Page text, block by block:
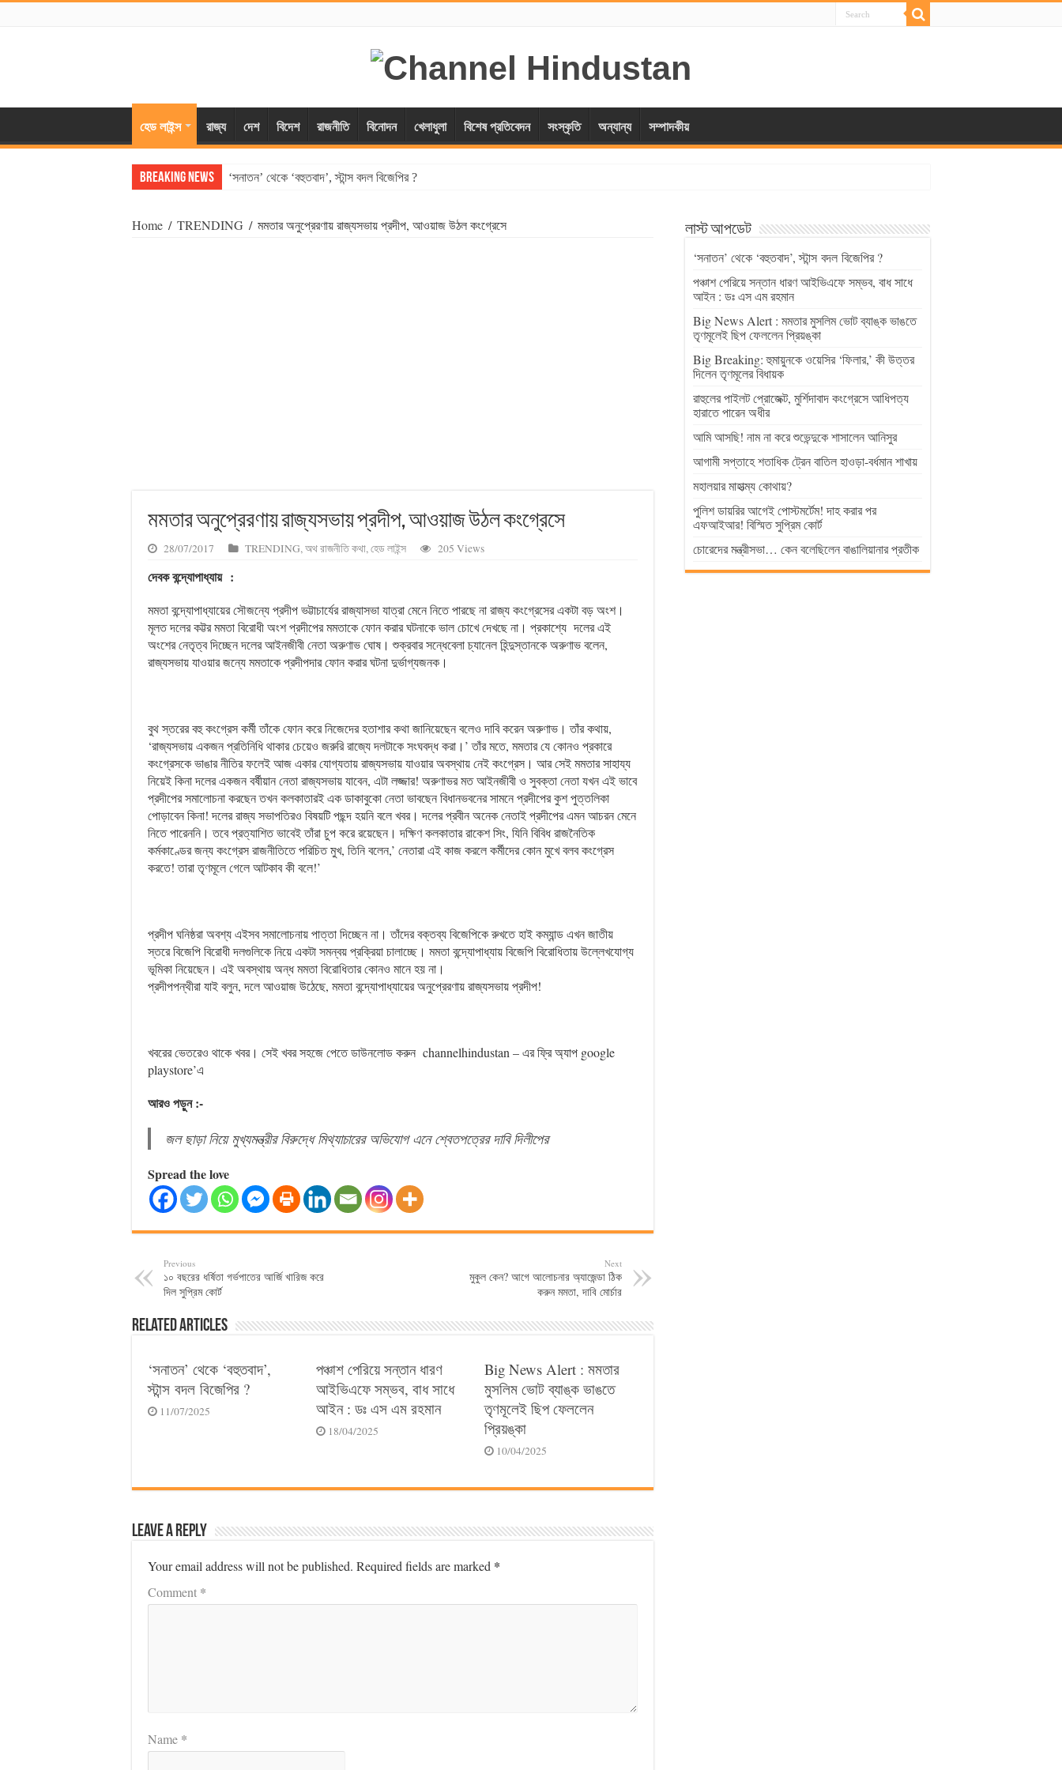
হেড লাইন্স রাজ্য দেশ বিদেশ রাজনীতি বিনোদন খেলাধুলা বিশেষ প্রতিবেদন সংস্কৃতি অন্যান্য সম্পাদকীয়
Breaking News ‘সনাতন’ থেকে ‘বহুতবাদ’, স্টান্স বদল বিজেপির ?
Home / TRENDING / মমতার অনুপ্রেরণায় রাজ্যসভায় প্রদীপ, আওয়াজ উঠল কংগ্রেসে
মমতার অনুপ্রেরণায় রাজ্যসভায় প্রদীপ, আওয়াজ উঠল কংগ্রেসে
28/07/2017 TRENDING,অথ রাজনীতি কথা,হেড লাইন্স 205 Views
দেবক বন্দ্যোপাধ্যায় :
মমতা বন্দ্যোপাধ্যায়ের সৌজন্যে প্রদীপ ভট্টাচার্যের রাজ্যাসভা যাত্রা মেনে নিতে পারছে না রাজ্য কংগ্রেসের একটা বড় অংশ।
মূলত দলের কট্টর মমতা বিরোধী অংশ প্রদীপের মমতাকে ফোন করার ঘটনাকে ভাল চোখে দেখছে না। প্রকাশ্যে দলের এই
অংশের নেতৃত্ব দিচ্ছেন দলের আইনজীবী নেতা অরুণাভ ঘোষ। শুক্রবার সন্ধেবেলা চ্যানেল হিন্দুস্তানকে অরুণাভ বলেন,
রাজ্যসভায় যাওয়ার জন্যে মমতাকে প্রদীপদার ফোন করার ঘটনা দুর্ভাগ্যজনক।
বুথ স্তরের বহু কংগ্রেস কর্মী তাঁকে ফোন করে নিজেদের হতাশার কথা জানিয়েছেন বলেও দাবি করেন অরুণাভ। তাঁর কথায়,
‘রাজ্যসভায় একজন প্রতিনিধি থাকার চেয়েও জরুরি রাজ্যে দলটাকে সংঘবদ্ধ করা।’ তাঁর মতে, মমতার যে কোনও প্রকারে
কংগ্রেসকে ভাঙার নীতির ফলেই আজ একার যোগ্যতায় রাজ্যসভায় যাওয়ার অবস্থায় নেই কংগ্রেস। আর সেই মমতার সাহায্য
নিয়েই কিনা দলের একজন বর্ষীয়ান নেতা রাজ্যসভায় যাবেন, এটা লজ্জার! অরুণাভর মত আইনজীবী ও সুবক্তা নেতা যখন এই ভাবে
প্রদীপের সমালোচনা করছেন তখন কলকাতারই এক ডাকাবুকো নেতা ভাবছেন বিধানভবনের সামনে প্রদীপের কুশ পুত্তলিকা
পোড়াবেন কিনা! দলের রাজ্য সভাপতিরও বিষয়টি পছন্দ হয়নি বলে খবর। দলের প্রবীন অনেক নেতাই প্রদীপের এমন আচরন মেনে
নিতে পারেননি। তবে প্রত্যাশিত ভাবেই তাঁরা চুপ করে রয়েছেন। দক্ষিণ কলকাতার রাকেশ সিং, যিনি বিবিধ রাজনৈতিক
কর্মকাণ্ডের জন্য কংগ্রেস রাজনীতিতে পরিচিত মুখ, তিনি বলেন,’ নেতারা এই কাজ করলে কর্মীদের কোন মুখে বলব কংগ্রেস
করতে! তারা তৃণমূলে গেলে আটকাব কী বলে!’
প্রদীপ ঘনিষ্ঠরা অবশ্য এইসব সমালোচনায় পাত্তা দিচ্ছেন না। তাঁদের বক্তব্য বিজেপিকে রুখতে হাই কম্যান্ড এখন জাতীয়
স্তরে বিজেপি বিরোধী দলগুলিকে নিয়ে একটা সমন্বয় প্রক্রিয়া চালাচ্ছে। মমতা বন্দ্যোপাধ্যায় বিজেপি বিরোধিতায় উল্লেখযোগ্য
ভূমিকা নিয়েছেন। এই অবস্থায় অন্ধ মমতা বিরোধিতার কোনও মানে হয় না।
প্রদীপপন্থীরা যাই বলুন, দলে আওয়াজ উঠেছে, মমতা বন্দ্যোপাধ্যায়ের অনুপ্রেরণায় রাজ্যসভায় প্রদীপ!
খবরের ভেতরেও থাকে খবর। সেই খবর সহজে পেতে ডাউনলোড করুন channelhindustan – এর ফ্রি অ্যাপ google
playstore’এ
আরও পড়ুন :-
জল ছাড়া নিয়ে মুখ্যমন্ত্রীর বিরুদ্ধে মিথ্যাচারের অভিযোগ এনে শ্বেতপত্রের দাবি দিলীপের
Spread the love
Previous
১০ বছরের ধর্ষিতা গর্ভপাতের আর্জি খারিজ করে
দিল সুপ্রিম কোর্ট
Next
মুকুল কেন? আগে আলোচনার অ্যাজেন্ডা ঠিক
করুন মমতা, দাবি মোর্চার
Related Articles
‘সনাতন’ থেকে ‘বহুতবাদ’,
স্টান্স বদল বিজেপির ?
11/07/2025
পঞ্চাশ পেরিয়ে সন্তান ধারণ
আইভিএফে সম্ভব, বাধ সাধে
আইন : ডঃ এস এম রহমান
18/04/2025
Big News Alert : মমতার
মুসলিম ভোট ব্যাঙ্ক ভাঙতে
তৃণমূলেই ছিপ ফেললেন
প্রিয়ঙ্কা
10/04/2025
Leave a Reply
Your email address will not be published. Required fields are marked *
Comment *
Name *
লাস্ট আপডেট
‘সনাতন’ থেকে ‘বহুতবাদ’, স্টান্স বদল বিজেপির ?
পঞ্চাশ পেরিয়ে সন্তান ধারণ আইভিএফে সম্ভব, বাধ সাধে
আইন : ডঃ এস এম রহমান
Big News Alert : মমতার মুসলিম ভোট ব্যাঙ্ক ভাঙতে
তৃণমূলেই ছিপ ফেললেন প্রিয়ঙ্কা
Big Breaking: হুমায়ুনকে ওয়েসির ‘ফিলার,’ কী উত্তর
দিলেন তৃণমূলের বিধায়ক
রাহুলের পাইলট প্রোজেক্ট, মুর্শিদাবাদ কংগ্রেসে আধিপত্য
হারাতে পারেন অধীর
আমি আসছি! নাম না করে শুভেন্দুকে শাসালেন আনিসুর
আগামী সপ্তাহে শতাধিক ট্রেন বাতিল হাওড়া-বর্ধমান শাখায়
মহালয়ার মাহাত্ম্য কোথায়?
পুলিশ ডায়রির আগেই পোস্টমর্টেম! দাহ করার পর
এফআইআর! বিস্মিত সুপ্রিম কোর্ট
চোরেদের মন্ত্রীসভা… কেন বলেছিলেন বাঙালিয়ানার প্রতীক